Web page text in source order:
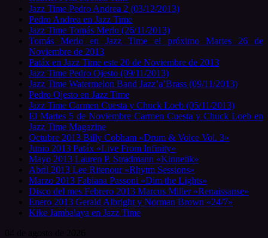
Jazz Time Pedro Andrea 2 (03/12/2013)
Pedro Andrea en Jazz Time
Jazz Time Tomás Merlo (26/11/2013)
Tomás Merlo en Jazz Time el próximo Martes 26 de
Noviembre de 2013
Patáx en Jazz Time este 20 de Noviembre de 2013
Jazz Time Pedro Ojesto (09/11/2013)
Jazz Time Watermelon Band Jazz’a’Brass (09/11/2013)
Pedro Ojesto en Jazz Time
Jazz Time Carmen Cuesta y Chuck Loeb (05/11/2013)
El Martes 5 de Noviembre Carmen Cuesta y Chuck Loeb en
Jazz Time Magazine
Octubre 2013 Billy Cobham «Drum & Voice Vol. 3»
Junio 2013 Patáx «Live From Infinity»
Mayo 2013 Lauren P. Stradmann «Kinnetik»
Abril 2013 Lee Ritenour «Rhytm Sessions»
Marzo 2013 Fabiana Passoni «Dim the Lights»
Disco del mes Febrero 2013 Marcus Miller «Renaissanse»
Enero 2013 Gerald Albright y Norman Brown «24/7»
Kike Jambalaya en Jazz Time